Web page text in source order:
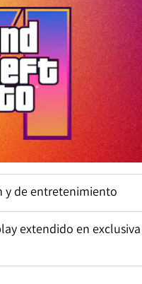
y de entretenimiento
extendido en exclusiva